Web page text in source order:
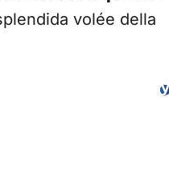
volée della